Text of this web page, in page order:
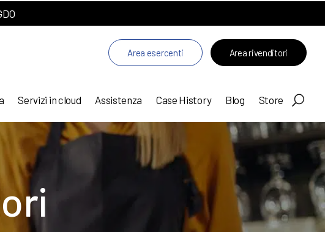
Area esercenti Area rivenditori
Servizi in cloud Assistenza Case History Blog Store